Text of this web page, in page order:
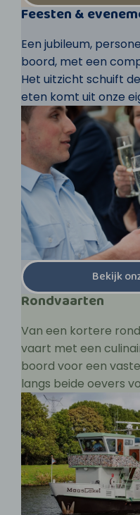
Feesten &
Een jubileum,
boord, met een
Het uitzicht schuift
eten komt uit onze
Bekijk
Rondvaarten
Van een kortere
vaart met een
boord voor een
langs beide oevers